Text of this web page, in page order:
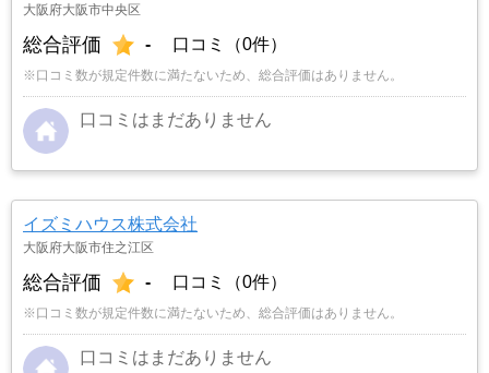
大阪府大阪市中央区
総合評価 - 口コミ（0件）
※口コミ数が規定件数に満たないため、総合評価はありません。
口コミはまだありません
イズミハウス株式会社
大阪府大阪市住之江区
総合評価 - 口コミ（0件）
※口コミ数が規定件数に満たないため、総合評価はありません。
口コミはまだありません